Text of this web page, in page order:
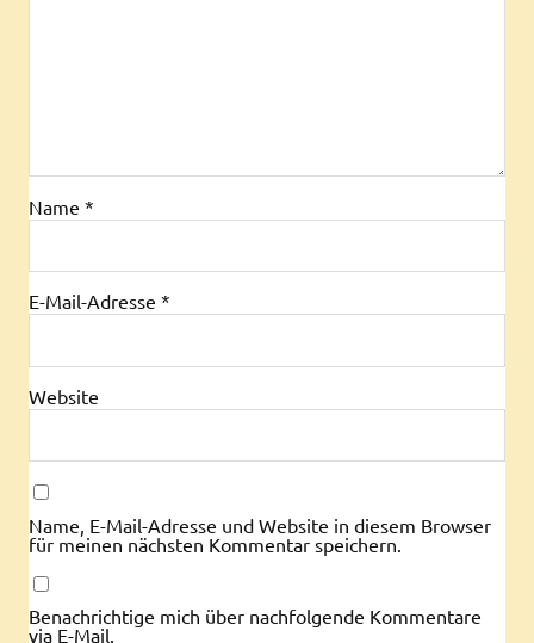
Name *
E-Mail-Adresse *
Website
Name, E-Mail-Adresse und Website in diesem Browser
für meinen nächsten Kommentar speichern.
Benachrichtige mich über nachfolgende Kommentare
via E-Mail.